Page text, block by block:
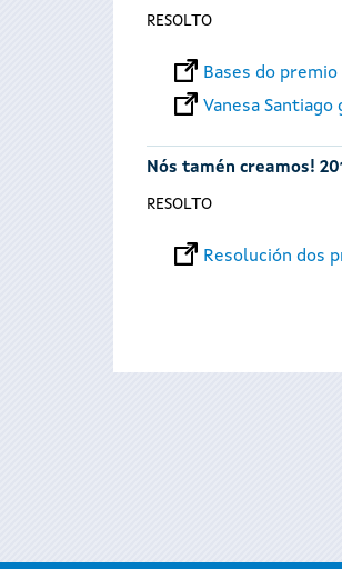
RESOLTO
Bases do premio
Vanesa
Nós tamén creamos!
RESOLTO
Resolución dos